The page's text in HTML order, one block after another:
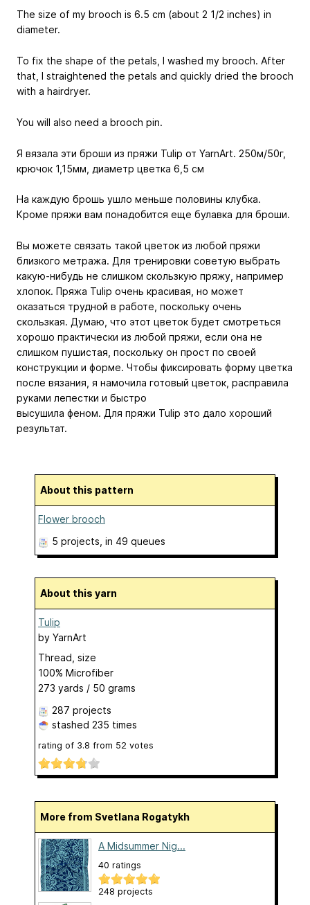
The size of my brooch is 6.5 cm (about 2 1/2 inches) in
diameter.
To fix the shape of the petals, I washed my brooch. After
that, I straightened the petals and quickly dried the brooch
with a hairdryer.
You will also need a brooch pin.
Я вязала эти броши из пряжи Tulip от YarnArt. 250м/50г,
крючок 1,15мм, диаметр цветка 6,5 см
На каждую брошь ушло меньше половины клубка.
Кроме пряжи вам понадобится еще булавка для броши.
Вы можете связать такой цветок из любой пряжи
близкого метража. Для тренировки советую выбрать
какую-нибудь не слишком скользкую пряжу, например
хлопок. Пряжа Tulip очень красивая, но может
оказаться трудной в работе, поскольку очень
скользкая. Думаю, что этот цветок будет смотреться
хорошо практически из любой пряжи, если она не
слишком пушистая, поскольку он прост по своей
конструкции и форме. Чтобы фиксировать форму цветка
после вязания, я намочила готовый цветок, расправила
руками лепестки и быстро
высушила феном. Для пряжи Tulip это дало хороший
результат.
About this pattern
Flower brooch
5 projects , in 49 queues
About this yarn
Tulip
by YarnArt
Thread, size
100% Microfiber
273 yards / 50 grams
287 projects
stashed 235 times
rating of 3.8 from 52 votes
More from Svetlana Rogatykh
A Midsummer Nig...
40 ratings
248 projects